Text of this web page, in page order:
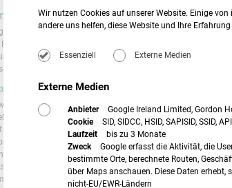
von Tabuzonen
für Windenergienutzung mit gleichzeitigem
eines Normenkontrollverfahrens hatte sich das
zu befassen. Einer solchen Planung vorausgehen muss die
ist.
auf Tabuzonen überprüft
die sog. Tabuzonen im RROP 2019 jedoch nicht
überplant. Namentlich Korridore von
beides potenziell harte Tabuzonen – seien nicht einmal
feststellen, dass etwa Beeinträchtigungen des
ausreichend festzustellen, dass Richtfunktrassen,
seien. Vielmehr sei der Planungsträger daraufhin
und diese Flächen ggf. zur Tabuzone zu erklären.
Wir nutzen Cookies auf unserer Website. Einige
andere uns helfen, diese Website und Ihre
Essenziell Externe Medien
Externe Medien
Anbieter
Google Ireland Limited, Gordon
Cookie
SID, SIDCC, HSID, SAPISID, SSID,
Laufzeit
bis zu 3 Monate
Zweck
Google erfasst die Aktivität, die
bestimmte Orte, berechnete Routen,
über Maps anschauen. Diese Daten erhebt,
nicht-EU/EWR-Ländern